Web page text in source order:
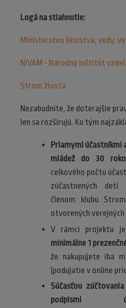
Logá na stiahnutie:
Ministerstvo školstva, vedy,
NIVAM - Národný inštitút
Strom života
Nezabudnite, že doterajšie
len sa rozširujú. Ku tým
Priamymi
mládež do 30
celkového počtu
zúčastnených
členom klubu
otvorených
V rámci projektu
minimálne 1
že nakupujete iba
(podujatie v online
Súčasťou
podpismi